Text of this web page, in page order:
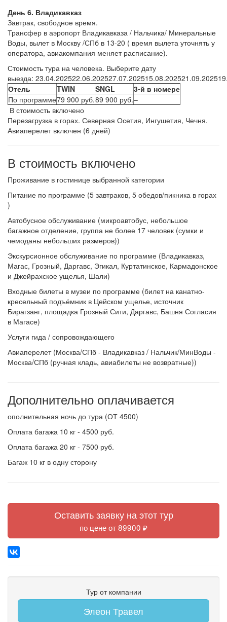
День 6. Владикавказ
Завтрак, свободное время.
Трансфер в аэропорт Владикавказа / Нальчика/ Минеральные
Воды, вылет в Москву /СПб в 13-20 ( время вылета уточнять у
оператора, авиакомпания меняет расписание).
Стоимость тура на человека. Выберите дату
выезда:
Отель
TWIN SNGL
3-й в номере
По программе79 900 руб.89 900 руб.–
В стоимость включено
Перезагрузка в горах. Северная Осетия, Ингушетия, Чечня.
Авиаперелет включен (6 дней)
В стоимость включено
Проживание в гостинице выбранной категории
Питание по программе (5 завтраков, 5 обедов/пикника в горах
)
Автобусное обслуживание (микроавтобус, небольшое
багажное отделение, группа не более 17 человек (сумки и
чемоданы небольших размеров))
Экскурсионное обслуживание по программе (Владикавказ,
Магас, Грозный, Даргавс, Эгикал, Куртатинское, Кармадонское
и Джейрахское ущелья, Шали)
Входные билеты в музеи по программе (билет на канатно-
кресельный подъёмник в Цейском ущелье, источник
Бирагзанг, площадка Грозный Сити, Даргавс, Башня Согласия
в Магасе)
Услуги гида / сопровождающего
Авиаперелет (Москва/СПб - Владикавказ / Нальчик/МинВоды -
Москва/СПб (ручная кладь, авиабилеты не возвратные))
Дополнительно оплачивается
ополнительная ночь до тура (ОТ 4500)
Оплата багажа 10 кг - 4500 руб.
Оплата багажа 20 кг - 7500 руб.
Багаж 10 кг в одну сторону
Оставить заявку на этот тур
по цене от 89900 ₽
Тур от компании
Элеон Травел